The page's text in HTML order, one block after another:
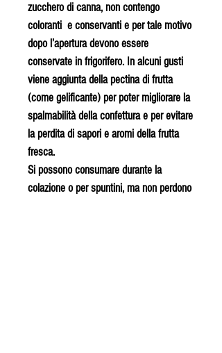
zucchero di canna, non contengo
coloranti e conservanti e per tale motivo
dopo l’apertura devono essere
conservate in frigorifero. In alcuni gusti
viene aggiunta della pectina di frutta
(come gelificante) per poter migliorare la
spalmabilità della confettura e per evitare
la perdita di sapori e aromi della frutta
fresca.
Si possono consumare durante la
colazione o per spuntini, ma non perdono